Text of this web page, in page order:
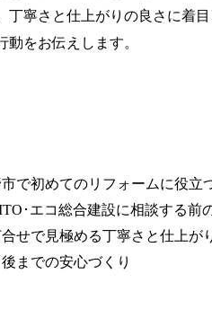
丁寧さと仕上がりの良さに着
動をお伝えします。
で初めてのリフォームに役立
･エコ総合建設に相談する前
せで見極める丁寧さと仕上が
までの安心づくり